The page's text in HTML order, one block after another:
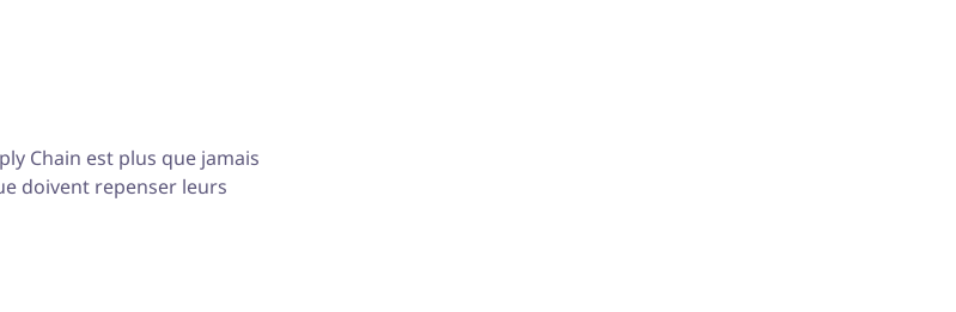
Chain est plus que jamais
doivent repenser leurs